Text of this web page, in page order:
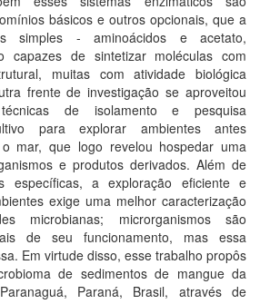
básicos e outros opcionais, que a
simples - aminoácidos e acetato,
capazes de sintetizar moléculas com
muitas com atividade biológica
frente de investigação se aproveitou
de isolamento e pesquisa
para explorar ambientes antes
o mar, que logo revelou hospedar uma
e produtos derivados. Além de
específicas, a exploração eficiente e
exige uma melhor caracterização
microbianas; microrganismos são
de seu funcionamento, mas essa
Em virtude disso, esse trabalho propôs
de sedimentos de mangue da
Paraná, Brasil, através de